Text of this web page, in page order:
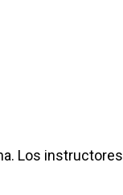
Los instructores